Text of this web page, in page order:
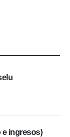
e ingresos)